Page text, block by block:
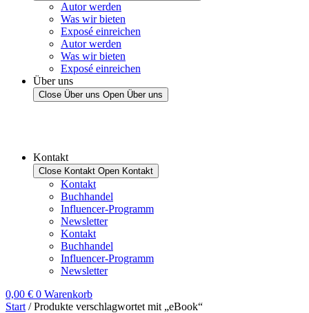
Autor werden
Was wir bieten
Exposé einreichen
Autor werden
Was wir bieten
Exposé einreichen
Über uns
Close Über uns Open Über uns
Kontakt
Close Kontakt Open Kontakt
Kontakt
Buchhandel
Influencer-Programm
Newsletter
Kontakt
Buchhandel
Influencer-Programm
Newsletter
0,00 € 0 Warenkorb
Start / Produkte verschlagwortet mit „eBook“